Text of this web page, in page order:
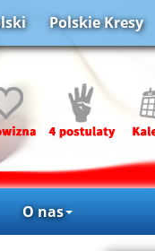
Polskie Kresy
O nas